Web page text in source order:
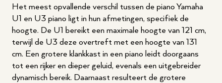
Het meest opvallende verschil tussen de piano Yamaha
U1 en U3 piano ligt in hun afmetingen, specifiek de
hoogte. De U1 bereikt een maximale hoogte van 121 cm,
terwijl de U3 deze overtreft met een hoogte van 131
cm. Een grotere klankkast in een piano leidt doorgaans
tot een rijker en dieper geluid, evenals een uitgebreider
dynamisch bereik. Daarnaast resulteert de grotere